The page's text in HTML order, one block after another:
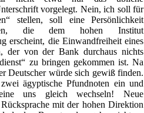
vorgelegt. Nein, ich soll für
stellen, soll eine Persönlichkeit
die dem hohen Institut
erscheint, die Einwandfreiheit eines
der von der Bank durchaus nichts
zu bringen gekommen ist. Na
Deutscher würde sich gewiß finden.
ägyptische Pfundnoten ein und
uns gleich wechseln! Neue
mit der hohen Direktion